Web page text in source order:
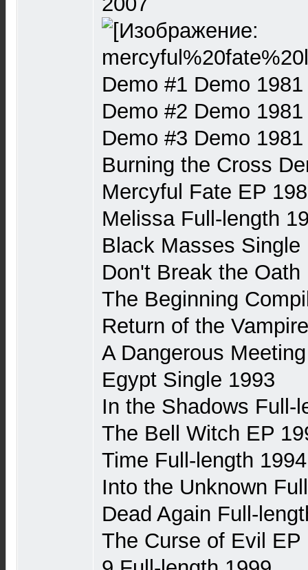
Demo #1 Demo 1981
Demo #2 Demo 1981
Demo #3 Demo 1981
Burning the Cross
Mercyful Fate EP
Melissa Full-length
Black Masses Single
Don't Break the
The Beginning
Return of the
A Dangerous
Egypt Single 1993
In the Shadows Full-
The Bell Witch EP
Time Full-length 1994
Into the Unknown
Dead Again Full-
The Curse of Evil EP